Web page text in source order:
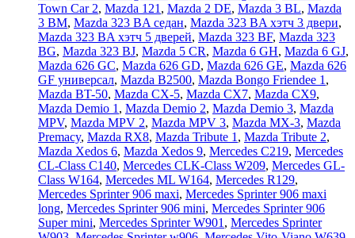
Town Car 2, Mazda 121, Mazda 2 DE, Mazda 3 BL, Mazda
3 BM, Mazda 323 BA седан, Mazda 323 BA хэтч 3 двери,
Mazda 323 BA хэтч 5 дверей, Mazda 323 BF, Mazda 323
BG, Mazda 323 BJ, Mazda 5 CR, Mazda 6 GH, Mazda 6 GJ,
Mazda 626 GC, Mazda 626 GD, Mazda 626 GE, Mazda 626
GF универсал, Mazda B2500, Mazda Bongo Friendee 1,
Mazda BT-50, Mazda CX-5, Mazda CX7, Mazda CX9,
Mazda Demio 1, Mazda Demio 2, Mazda Demio 3, Mazda
MPV, Mazda MPV 2, Mazda MPV 3, Mazda MX-3, Mazda
Premacy, Mazda RX8, Mazda Tribute 1, Mazda Tribute 2,
Mazda Xedos 6, Mazda Xedos 9, Mercedes C219, Mercedes
CL-Class C140, Mercedes CLK-Class W209, Mercedes GL-
Class W164, Mercedes ML W164, Mercedes R129,
Mercedes Sprinter 906 maxi, Mercedes Sprinter 906 maxi
long, Mercedes Sprinter 906 mini, Mercedes Sprinter 906
Super mini, Mercedes Sprinter W901, Mercedes Sprinter